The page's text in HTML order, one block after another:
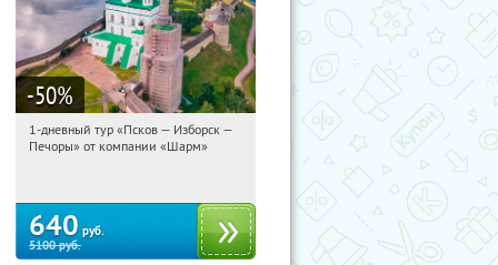
-50%
07:35:01 Купили:12
1-дневный тур «Псков — Изборск —
Печоры» от компании «Шарм»
640 руб.
5100руб.